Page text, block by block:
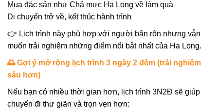
Mua đặc sản như Chả mực Hạ Long về làm quà
Di chuyển trở về, kết thúc hành trình
👉 Lịch trình này phù hợp với người bận rộn nhưng vẫn
muốn trải nghiệm những điểm nổi bật nhất của Hạ Long.
🌅 Gợi ý mở rộng lịch trình 3 ngày 2 đêm (trải nghiệm
sâu hơn)
Nếu bạn có nhiều thời gian hơn, lịch trình 3N2Đ sẽ giúp
chuyến đi thư giãn và trọn vẹn hơn: